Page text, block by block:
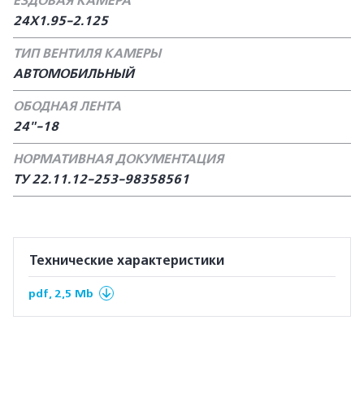
24Х1.95-2.125
ТИП ВЕНТИЛЯ КАМЕРЫ
АВТОМОБИЛЬНЫЙ
ОБОДНАЯ ЛЕНТА
24"-18
НОРМАТИВНАЯ ДОКУМЕНТАЦИЯ
ТУ 22.11.12-253-98358561
Технические характеристики
pdf, 2,5 Mb